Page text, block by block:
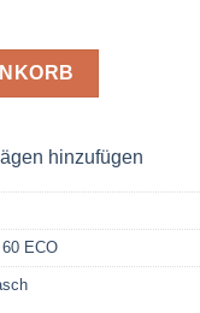
60 ECO D=
hinzufügen
ECO